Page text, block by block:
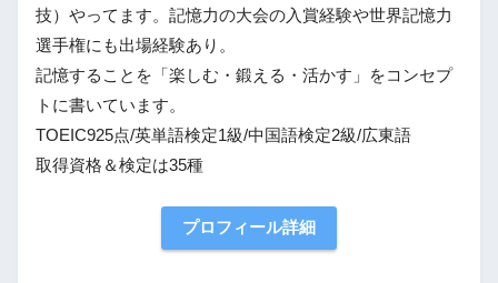
技）やってます。記憶力の大会の入賞経験や世界記憶力
選手権にも出場経験あり。
記憶することを「楽しむ・鍛える・活かす」をコンセプ
トに書いています。
TOEIC925点/英単語検定1級/中国語検定2級/広東語
取得資格＆検定は35種
プロフィール詳細